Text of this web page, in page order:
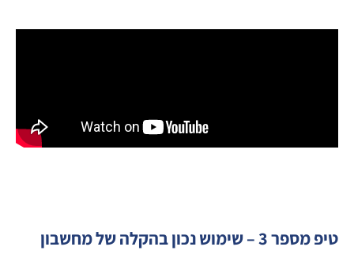
טיפ מספר 3 – שימוש נכון בהקלה של מחשבון